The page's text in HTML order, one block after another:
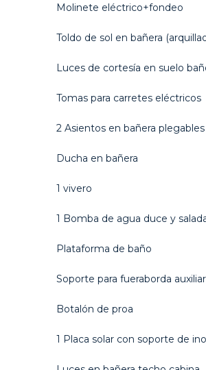
Molinete eléctrico+fondeo
Toldo de sol en bañera
Luces de cortesía en suelo
Tomas para carretes eléctricos
2 Asientos en bañera plegables
Ducha en bañera
1 vivero
1 Bomba de agua duce y
Plataforma de baño
Soporte para fueraborda auxiliar
Botalón de proa
1 Placa solar con soporte de